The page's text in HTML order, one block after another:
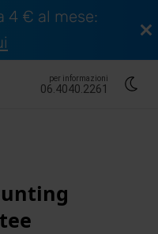
4 € al mese:
per informazioni
06.4040.2261